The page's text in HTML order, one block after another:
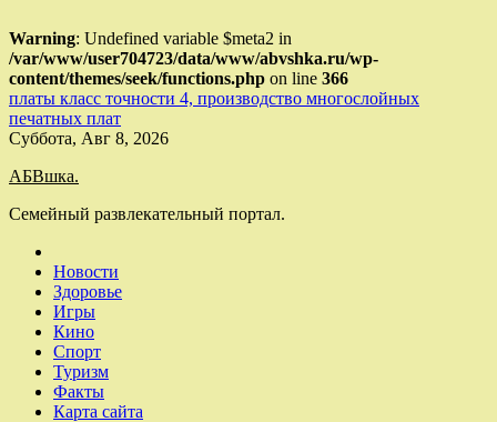
Warning: Undefined variable $meta2 in
/var/www/user704723/data/www/abvshka.ru/wp-
content/themes/seek/functions.php on line 366
платы класс точности 4, производство многослойных
печатных плат
Skip
content
Суббота, Авг 8, 2026
АБВшка.
Семейный развлекательный портал.
Новости
Здоровье
Игры
Кино
Спорт
Туризм
Факты
Карта сайта